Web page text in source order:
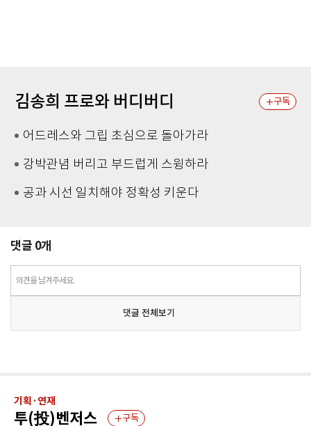
김송희 프로와 버디버디 구독
어드레스와 그립 초심으로 돌아가라
강박관념 버리고 부드럽게 스윙하라
공과 시선 일치해야 정확성 키운다
댓글 0개
의견을 남겨주세요.
댓글 전체보기
기획·연재
투(投)벤저스 구독